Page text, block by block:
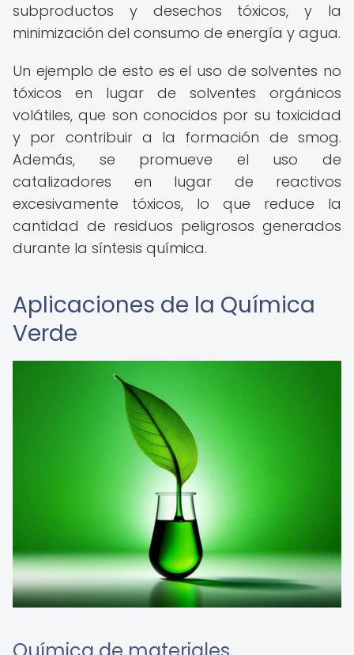
subproductos y desechos tóxicos, y la
minimización del consumo de energía y agua.
Un ejemplo de esto es el uso de solventes no
tóxicos en lugar de solventes orgánicos
volátiles, que son conocidos por su toxicidad
y por contribuir a la formación de smog.
Además, se promueve el uso de
catalizadores en lugar de reactivos
excesivamente tóxicos, lo que reduce la
cantidad de residuos peligrosos generados
durante la síntesis química.
Aplicaciones de la Química
Verde